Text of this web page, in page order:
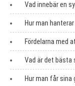
Vad innebär en
Hur man
Fördelarna med
Vad är det
Hur man får